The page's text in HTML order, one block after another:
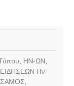
ΗΝ-ΩΝ
Ην-
ΣΑΜΟΣ